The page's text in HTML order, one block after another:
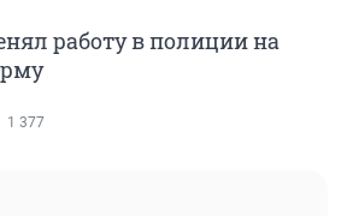
работу в полиции на
1 377